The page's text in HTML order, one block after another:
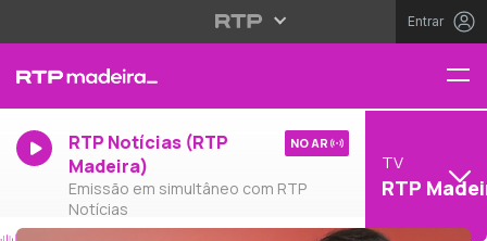
Entrar
RTP Notícias (RTP
Madeira)
Emissão em simultâneo com RTP
Notícias
NO AR
TV
RTP